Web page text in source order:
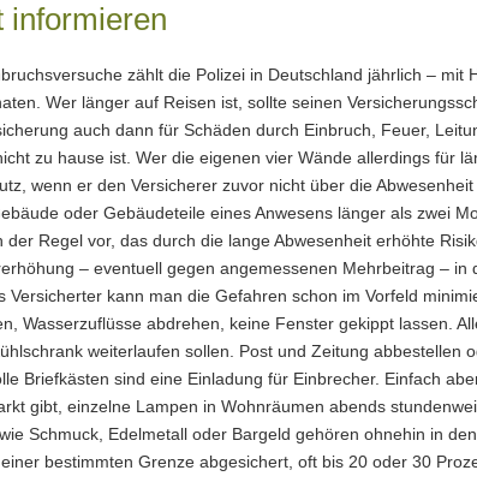
informieren
zählt die Polizei in Deutschland jährlich – mit
Wer länger auf Reisen ist, sollte seinen
auch dann für Schäden durch Einbruch, Feuer,
zu hause ist. Wer die eigenen vier Wände allerdings für
wenn er den Versicherer zuvor nicht über die
oder Gebäudeteile eines Anwesens länger als zwei
Regel vor, das durch die lange Abwesenheit erhöhte
– eventuell gegen angemessenen Mehrbeitrag – in
Versicherter kann man die Gefahren schon im Vorfeld
Wasserzuflüsse abdrehen, keine Fenster gekippt lassen.
weiterlaufen sollen. Post und Zeitung abbestellen
Briefkästen sind eine Einladung für Einbrecher. Einfach
gibt, einzelne Lampen in Wohnräumen abends
Schmuck, Edelmetall oder Bargeld gehören ohnehin in
bestimmten Grenze abgesichert, oft bis 20 oder 30